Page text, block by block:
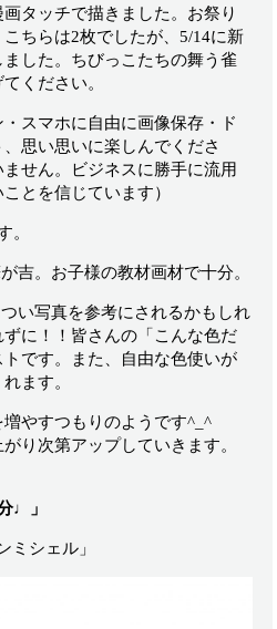
タッチで描きました。お祭り
ちらは2枚でしたが、5/14に新
した。ちびっこたちの舞う雀
ください。
スマホに自由に画像保存・ド
思い思いに楽しんでくださ
せん。ビジネスに勝手に流用
とを信じています）
。
吉。お子様の教材画材で十分。
い写真を参考にされるかもしれ
に！！皆さんの「こんな色だ
です。また、自由な色使いが
ます。
やすつもりのようです^_^
り次第アップしていきます。
♩」
ミシェル」